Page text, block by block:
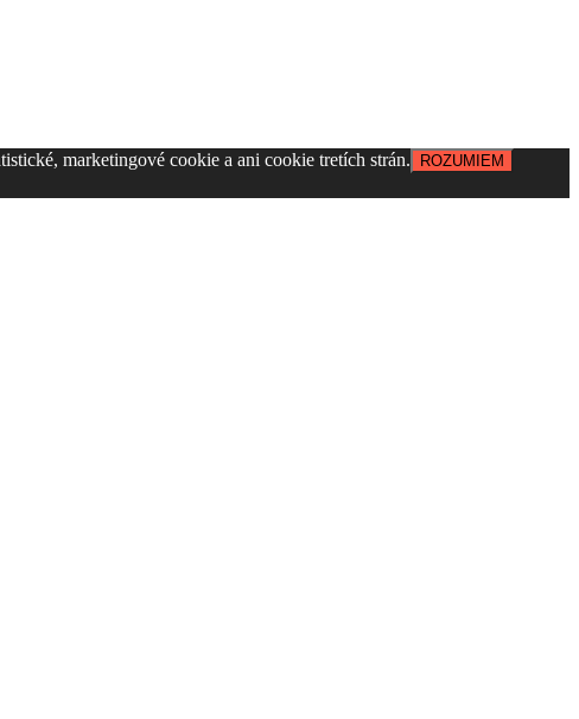
marketingové cookie a ani cookie tretích strán.
ROZUMIEM